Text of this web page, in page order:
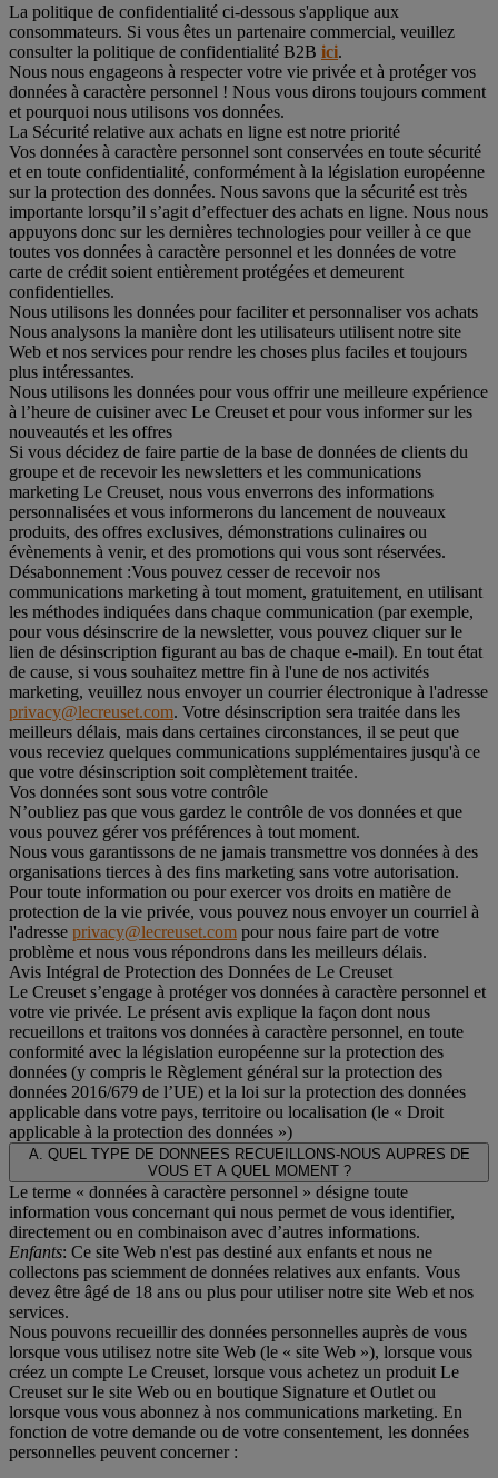
La politique de confidentialité ci-dessous s'applique aux
consommateurs. Si vous êtes un partenaire commercial, veuillez
consulter la politique de confidentialité B2B ici.
Nous nous engageons à respecter votre vie privée et à protéger vos
données à caractère personnel ! Nous vous dirons toujours comment
et pourquoi nous utilisons vos données.
La Sécurité relative aux achats en ligne est notre priorité
Vos données à caractère personnel sont conservées en toute sécurité
et en toute confidentialité, conformément à la législation européenne
sur la protection des données. Nous savons que la sécurité est très
importante lorsqu’il s’agit d’effectuer des achats en ligne. Nous nous
appuyons donc sur les dernières technologies pour veiller à ce que
toutes vos données à caractère personnel et les données de votre
carte de crédit soient entièrement protégées et demeurent
confidentielles.
Nous utilisons les données pour faciliter et personnaliser vos achats
Nous analysons la manière dont les utilisateurs utilisent notre site
Web et nos services pour rendre les choses plus faciles et toujours
plus intéressantes.
Nous utilisons les données pour vous offrir une meilleure expérience
à l’heure de cuisiner avec Le Creuset et pour vous informer sur les
nouveautés et les offres
Si vous décidez de faire partie de la base de données de clients du
groupe et de recevoir les newsletters et les communications
marketing Le Creuset, nous vous enverrons des informations
personnalisées et vous informerons du lancement de nouveaux
produits, des offres exclusives, démonstrations culinaires ou
évènements à venir, et des promotions qui vous sont réservées.
Désabonnement :Vous pouvez cesser de recevoir nos
communications marketing à tout moment, gratuitement, en utilisant
les méthodes indiquées dans chaque communication (par exemple,
pour vous désinscrire de la newsletter, vous pouvez cliquer sur le
lien de désinscription figurant au bas de chaque e-mail). En tout état
de cause, si vous souhaitez mettre fin à l'une de nos activités
marketing, veuillez nous envoyer un courrier électronique à l'adresse
privacy@lecreuset.com. Votre désinscription sera traitée dans les
meilleurs délais, mais dans certaines circonstances, il se peut que
vous receviez quelques communications supplémentaires jusqu'à ce
que votre désinscription soit complètement traitée.
Vos données sont sous votre contrôle
N’oubliez pas que vous gardez le contrôle de vos données et que
vous pouvez gérer vos préférences à tout moment.
Nous vous garantissons de ne jamais transmettre vos données à des
organisations tierces à des fins marketing sans votre autorisation.
Pour toute information ou pour exercer vos droits en matière de
protection de la vie privée, vous pouvez nous envoyer un courriel à
l'adresse privacy@lecreuset.com pour nous faire part de votre
problème et nous vous répondrons dans les meilleurs délais.
Avis Intégral de Protection des Données de Le Creuset
Le Creuset s’engage à protéger vos données à caractère personnel et
votre vie privée. Le présent avis explique la façon dont nous
recueillons et traitons vos données à caractère personnel, en toute
conformité avec la législation européenne sur la protection des
données (y compris le Règlement général sur la protection des
données 2016/679 de l’UE) et la loi sur la protection des données
applicable dans votre pays, territoire ou localisation (le « Droit
applicable à la protection des données »)
A. QUEL TYPE DE DONNEES RECUEILLONS-NOUS AUPRES DE
VOUS ET A QUEL MOMENT ?
Le terme « données à caractère personnel » désigne toute
information vous concernant qui nous permet de vous identifier,
directement ou en combinaison avec d’autres informations.
Enfants: Ce site Web n'est pas destiné aux enfants et nous ne
collectons pas sciemment de données relatives aux enfants. Vous
devez être âgé de 18 ans ou plus pour utiliser notre site Web et nos
services.
Nous pouvons recueillir des données personnelles auprès de vous
lorsque vous utilisez notre site Web (le « site Web »), lorsque vous
créez un compte Le Creuset, lorsque vous achetez un produit Le
Creuset sur le site Web ou en boutique Signature et Outlet ou
lorsque vous vous abonnez à nos communications marketing. En
fonction de votre demande ou de votre consentement, les données
personnelles peuvent concerner :